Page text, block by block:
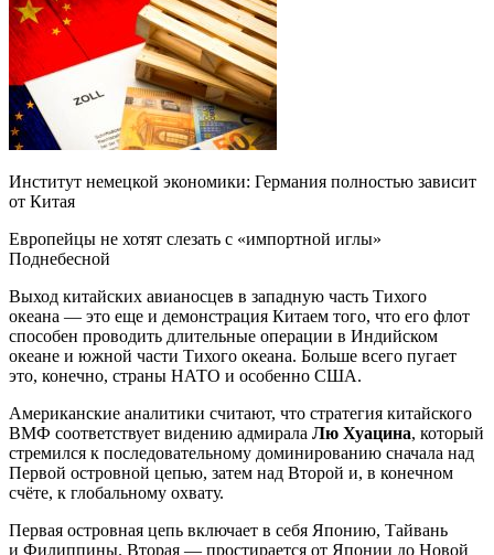
Институт немецкой экономики: Германия полностью зависит
от Китая
Европейцы не хотят слезать с «импортной иглы»
Поднебесной
Выход китайских авианосцев в западную часть Тихого
океана — это еще и демонстрация Китаем того, что его флот
способен проводить длительные операции в Индийском
океане и южной части Тихого океана. Больше всего пугает
это, конечно, страны НАТО и особенно США.
Американские аналитики считают, что стратегия китайского
ВМФ соответствует видению адмирала Лю Хуацина, который
стремился к последовательному доминированию сначала над
Первой островной цепью, затем над Второй и, в конечном
счёте, к глобальному охвату.
Первая островная цепь включает в себя Японию, Тайвань
и Филиппины. Вторая — простирается от Японии до Новой